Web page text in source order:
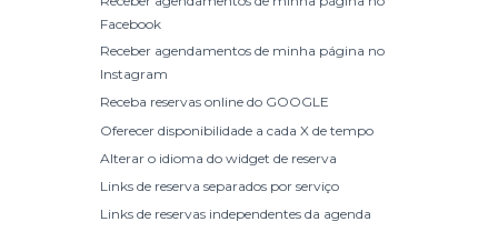
Facebook
Receber agendamentos de minha página no
Instagram
Receba reservas online do GOOGLE
Oferecer disponibilidade a cada X de tempo
Alterar o idioma do widget de reserva
Links de reserva separados por serviço
Links de reservas independentes da agenda